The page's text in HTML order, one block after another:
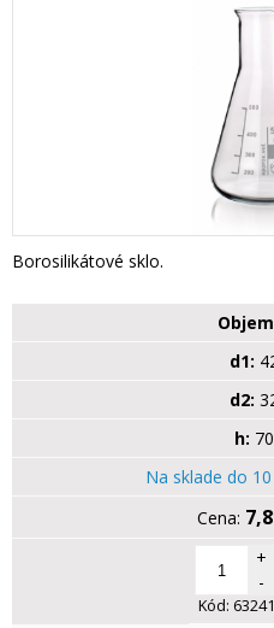
Borosilikátové sklo.
d1:
d2:
h:
Na sklade do
+
-
Kód: